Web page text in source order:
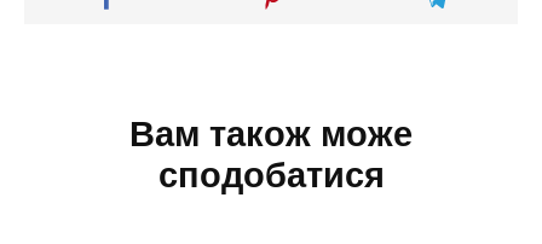
Вам також може
сподобатися